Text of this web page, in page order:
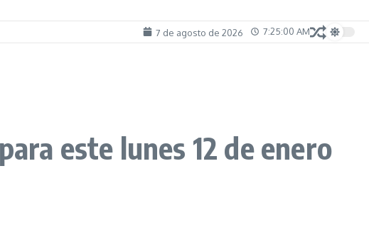
7 de agosto de 2026 7:25:01 AM
este lunes 12 de enero